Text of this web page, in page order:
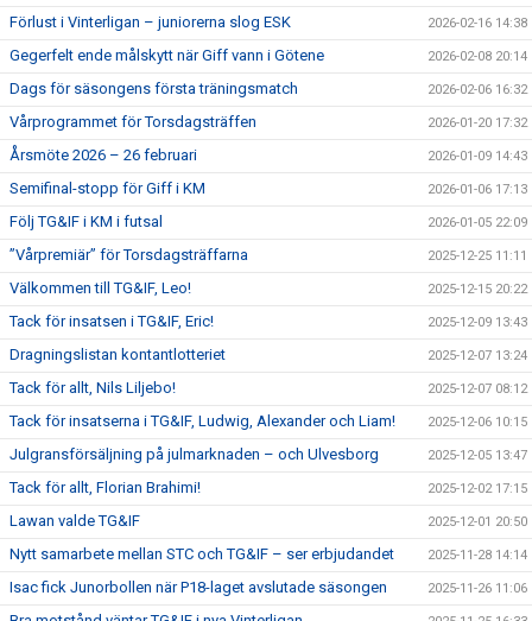
Förlust i Vinterligan – juniorerna slog ESK 2026-02-16 14:38
Gegerfelt ende målskytt när Giff vann i Götene 2026-02-08 20:14
Dags för säsongens första träningsmatch 2026-02-06 16:32
Vårprogrammet för Torsdagsträffen 2026-01-20 17:32
Årsmöte 2026 – 26 februari 2026-01-09 14:43
Semifinal-stopp för Giff i KM 2026-01-06 17:13
Följ TG&IF i KM i futsal 2026-01-05 22:09
”Vårpremiär” för Torsdagsträffarna 2025-12-25 11:11
Välkommen till TG&IF, Leo! 2025-12-15 20:22
Tack för insatsen i TG&IF, Eric! 2025-12-09 13:43
Dragningslistan kontantlotteriet 2025-12-07 13:24
Tack för allt, Nils Liljebo! 2025-12-07 08:12
Tack för insatserna i TG&IF, Ludwig, Alexander och Liam! 2025-12-06 10:15
Julgransförsäljning på julmarknaden – och Ulvesborg 2025-12-05 13:47
Tack för allt, Florian Brahimi! 2025-12-02 17:15
Lawan valde TG&IF 2025-12-01 20:50
Nytt samarbete mellan STC och TG&IF – ser erbjudandet 2025-11-28 14:14
Isac fick Junorbollen när P18-laget avslutade säsongen 2025-11-26 11:06